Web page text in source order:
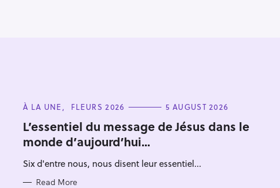
C
T
E
G
O
I
S
À LA UNE FLEURS 2026 5 AUGUST 2026
L’essentiel du message de Jésus dans le
monde d’aujourd’hui…
Six d'entre nous, nous disent leur essentiel...
Read More